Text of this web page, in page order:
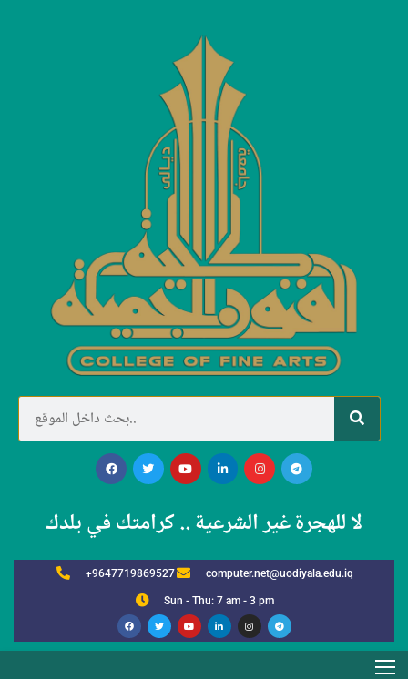
لا للهجرة غير الشرعية .. كرامتك في بلدك
+9647719869527 computer.net@uodiyala.edu.iq
Sun - Thu: 7 am - 3 pm